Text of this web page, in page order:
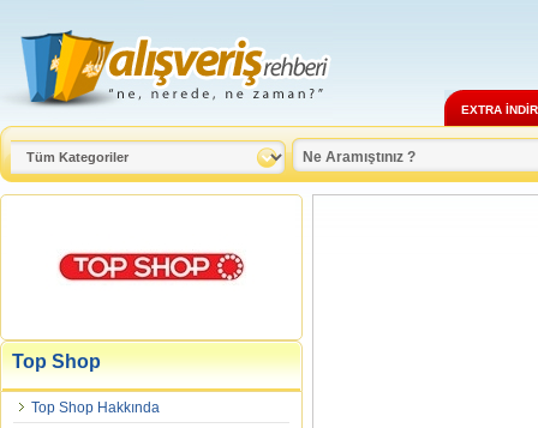
EXTRA
Top Shop
Top Shop Hakkında